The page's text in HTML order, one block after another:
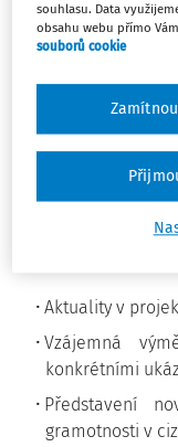
vzdělávací oblasti
ukážeme, jak
15.00 hod.
Programem vás
Náchod,
praktické
Aktuality v
Vzájemná
konkrétními
Představení
gramotnosti v
souhlasu. Data
obsahu webu přímo
souborů cookie